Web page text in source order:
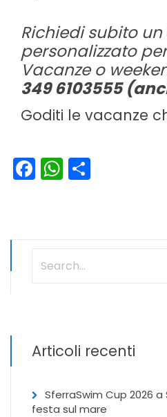
Richiedi subito un
personalizzato
Vacanze o
349 6103555
Goditi le vacanze
Facebook
WhatsApp
Articoli recenti
SferraSwim Cup 2026
festa sul mare